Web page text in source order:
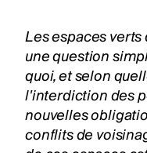
Les espaces
une question
quoi, et selon
l'interdiction des
nouvelles
conflits de